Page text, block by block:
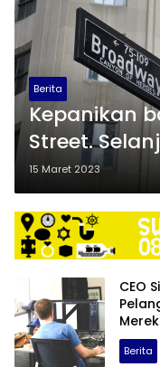
Berita
Kepanikan
Street.
Fed
15 Maret 2023
CEO
Berita